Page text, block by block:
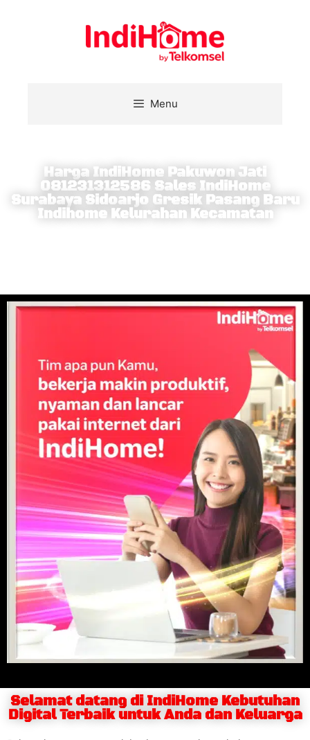
Menu
Harga IndiHome Pakuwon Jati
081231312586 Sales IndiHome
Surabaya Sidoarjo Gresik Pasang Baru
Indihome Kelurahan Kecamatan
Selamat datang di IndiHome Kebutuhan
Digital Terbaik untuk Anda dan Keluarga